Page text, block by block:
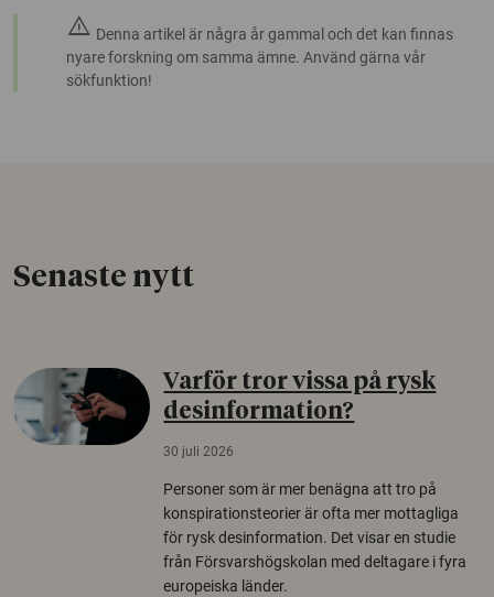
warning Denna artikel är några år gammal och det kan finnas
nyare forskning om samma ämne. Använd gärna vår
sökfunktion!
Senaste nytt
Varför tror vissa på rysk
desinformation?
30 juli 2026
Personer som är mer benägna att tro på
konspirationsteorier är ofta mer mottagliga
för rysk desinformation. Det visar en studie
från Försvarshögskolan med deltagare i fyra
europeiska länder.